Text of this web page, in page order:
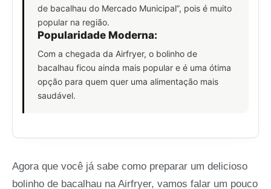
de bacalhau do Mercado Municipal”, pois é muito
popular na região.
Popularidade Moderna:
Com a chegada da Airfryer, o bolinho de
bacalhau ficou ainda mais popular e é uma ótima
opção para quem quer uma alimentação mais
saudável.
Agora que você já sabe como preparar um delicioso
bolinho de bacalhau na Airfryer, vamos falar um pouco